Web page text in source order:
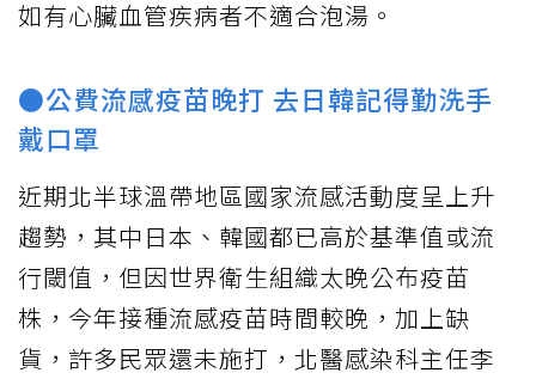
如有心臟血管疾病者不適合泡湯。
●公費流感疫苗晚打 去日韓記得勤洗手
戴口罩
近期北半球溫帶地區國家流感活動度呈上升
趨勢，其中日本、韓國都已高於基準值或流
行閾值，但因世界衛生組織太晚公布疫苗
株，今年接種流感疫苗時間較晚，加上缺
貨，許多民眾還未施打，北醫感染科主任李